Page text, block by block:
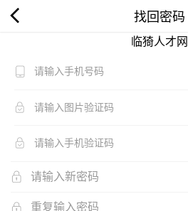
找回密码
临猗人才网